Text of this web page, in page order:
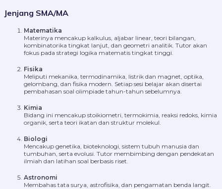
Jenjang SMA/MA
Matematika
Materinya mencakup kalkulus, aljabar linear, teori bilangan,
kombinatorika tingkat lanjut, dan geometri analitik. Tutor akan
fokus pada strategi logika matematis tingkat tinggi.
Fisika
Meliputi mekanika, termodinamika, listrik dan magnet, optika,
gelombang, dan fisika modern. Setiap sesi belajar akan disertai
pembahasan soal olimpiade tahun-tahun sebelumnya.
Kimia
Bidang ini mencakup stoikiometri, termokimia, reaksi redoks, kimia
organik, serta teori ikatan dan struktur molekul.
Biologi
Mencakup genetika, bioteknologi, sistem tubuh manusia dan
tumbuhan, serta evolusi. Tutor membimbing dengan pendekatan
ilmiah dan latihan soal berbasis riset.
Astronomi
Membahas tata surya, astrofisika, dan pengamatan benda langit.